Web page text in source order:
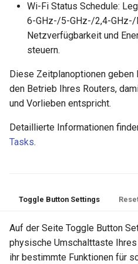
Wi-Fi Status Schedule:
6-GHz-/5-GHz-/2,4-
Netzverfügbarkeit und
steuern.
Diese Zeitplanoptionen geben
den Betrieb Ihres Routers,
und Vorlieben entspricht.
Detaillierte Informationen
Tasks.
Toggle Button Settings
Auf der Seite Toggle Button
physische Umschalttaste
ihr bestimmte Funktionen für